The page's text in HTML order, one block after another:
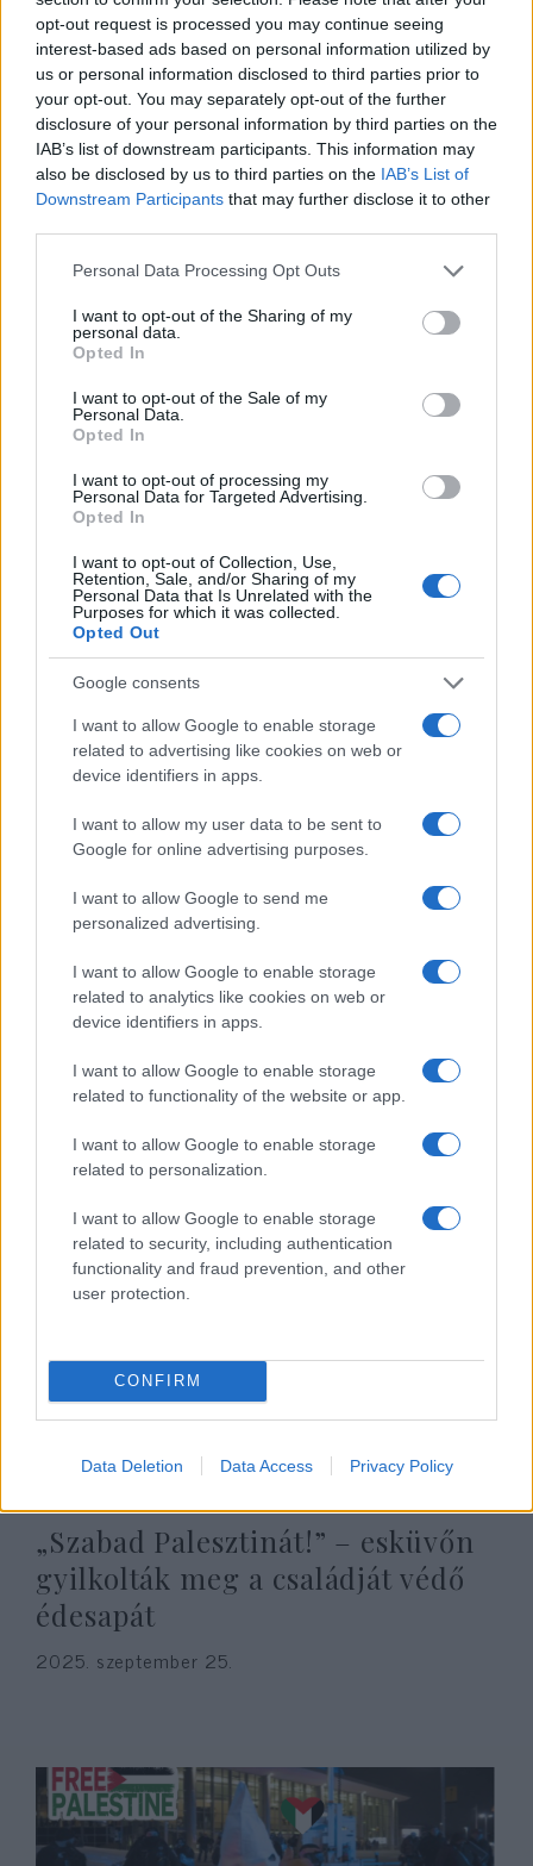
opt-out request is processed you may continue seeing
interest-based ads based on personal information utilized by
us or personal information disclosed to third parties prior to
your opt-out. You may separately opt-out of the further
disclosure of your personal information by third parties on the
IAB’s list of downstream participants. This information may
also be disclosed by us to third parties on the IAB’s List of
Downstream Participants that may further disclose it to other
Please note that this website/app uses one or more Google
not limited to your visit or usage behaviour. You may click to
grant or deny consent to Google and its third-party tags to
use your data for below specified purposes in below Google
consent section.
Personal Data Processing Opt Outs
I want to opt-out of the Sharing of my
personal data.
Opted In
I want to opt-out of the Sale of my
Personal Data.
Opted In
I want to opt-out of processing my
Personal Data for Targeted Advertising.
Opted In
I want to opt-out of Collection, Use,
Retention, Sale, and/or Sharing of my
Personal Data that Is Unrelated with the
Purposes for which it was collected.
Opted Out
Google consents
I want to allow Google to enable storage
related to advertising like cookies on web or
device identifiers in apps.
I want to allow my user data to be sent to
Google for online advertising purposes.
I want to allow Google to send me
personalized advertising.
I want to allow Google to enable storage
related to analytics like cookies on web or
device identifiers in apps.
I want to allow Google to enable storage
related to functionality of the website or app.
I want to allow Google to enable storage
related to personalization.
I want to allow Google to enable storage
related to security, including authentication
functionality and fraud prevention, and other
user protection.
CONFIRM
Data Deletion Data Access Privacy Policy
„Halál az IDF-re” – fellendült az
intifáda-termékek piaca az
eBayen
Brutális felvételek: Csatatérré
változtatták Barcelonát a gázai
békeaktivisták
2025. október 17.
Győztek a palesztinpárti
tiltakozók: nevet vált az izraeli
kerékpáros csapat
2025. október 9.
„Szabad Palesztinát!” – esküvőn
gyilkolták meg a családját védő
édesapát
2025. szeptember 25.